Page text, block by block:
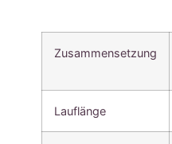
Zusammensetzung
Lauflänge